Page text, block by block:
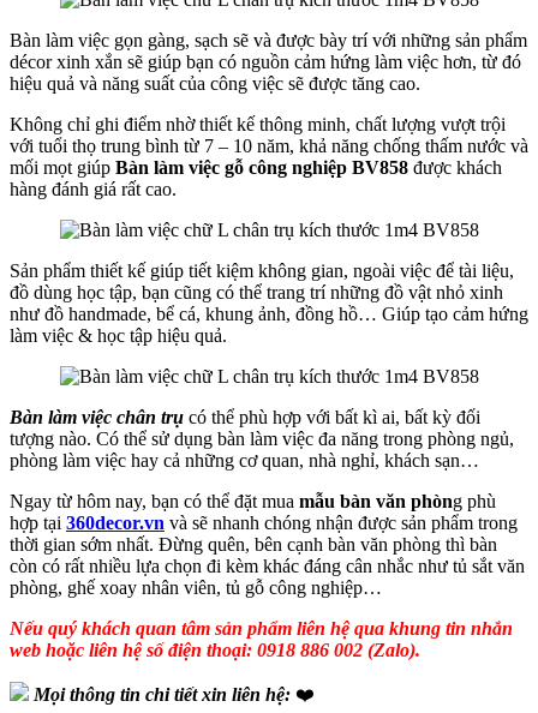
Bàn làm việc gọn gàng, sạch sẽ và được bày trí với những sản phẩm
décor xinh xắn sẽ giúp bạn có nguồn cảm hứng làm việc hơn, từ đó
hiệu quả và năng suất của công việc sẽ được tăng cao.
Không chỉ ghi điểm nhờ thiết kế thông minh, chất lượng vượt trội
với tuổi thọ trung bình từ 7 – 10 năm, khả năng chống thấm nước và
mối mọt giúp Bàn làm việc gỗ công nghiệp BV858 được khách
hàng đánh giá rất cao.
Sản phẩm thiết kế giúp tiết kiệm không gian, ngoài việc để tài liệu,
đồ dùng học tập, bạn cũng có thể trang trí những đồ vật nhỏ xinh
như đồ handmade, bể cá, khung ảnh, đồng hồ… Giúp tạo cảm hứng
làm việc & học tập hiệu quả.
Bàn làm việc chân trụ có thể phù hợp với bất kì ai, bất kỳ đối
tượng nào. Có thể sử dụng bàn làm việc đa năng trong phòng ngủ,
phòng làm việc hay cả những cơ quan, nhà nghỉ, khách sạn…
Ngay từ hôm nay, bạn có thể đặt mua mẫu bàn văn phòng phù
hợp tại 360decor.vn và sẽ nhanh chóng nhận được sản phẩm trong
thời gian sớm nhất. Đừng quên, bên cạnh bàn văn phòng thì bàn
còn có rất nhiều lựa chọn đi kèm khác đáng cân nhắc như tủ sắt văn
phòng, ghế xoay nhân viên, tủ gỗ công nghiệp…
Nếu quý khách quan tâm sản phẩm liên hệ qua khung tin nhắn
web hoặc liên hệ số điện thoại: 0918 886 002 (Zalo).
Mọi thông tin chi tiết xin liên hệ: ❤️